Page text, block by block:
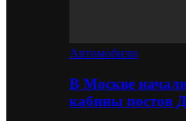
Автомобили
В Москве
кабины постов